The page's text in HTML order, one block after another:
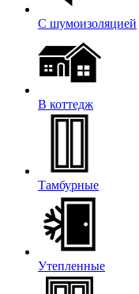
С шумоизоляцией
В коттедж
Тамбурные
Утепленные